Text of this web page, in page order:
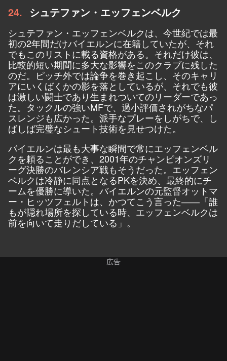
24 シュテファン・エッフェンベルク
シュテファン・エッフェンベルクは、今世紀では最
初の2年間だけバイエルンに在籍していたが、それ
でもこのリストに載る資格がある。それだけ彼は、
比較的短い期間に多大な影響をこのクラブに残した
のだ。ピッチ外では論争を巻き起こし、そのキャリ
アにいくばくかの影を落としているが、それでも彼
は激しい闘士であり生まれついてのリーダーであっ
た。タックルの強いMFで、過小評価されがちなパ
スレンジも広かった。派手なプレーをしがちで、し
ばしば完璧なシュート技術を見せつけた。
バイエルンは最も大事な瞬間で常にエッフェンベル
クを頼ることができ、2001年のチャンピオンズリ
ーグ決勝のバレンシア戦もそうだった。エッフェン
ベルクは冷静に同点となるPKを決め、最終的にチ
ームを優勝に導いた。バイエルンの元監督オットマ
ー・ヒッツフェルトは、かつてこう言った――「誰
もが隠れ場所を探している時、エッフェンベルクは
前を向いて走りだしている」。